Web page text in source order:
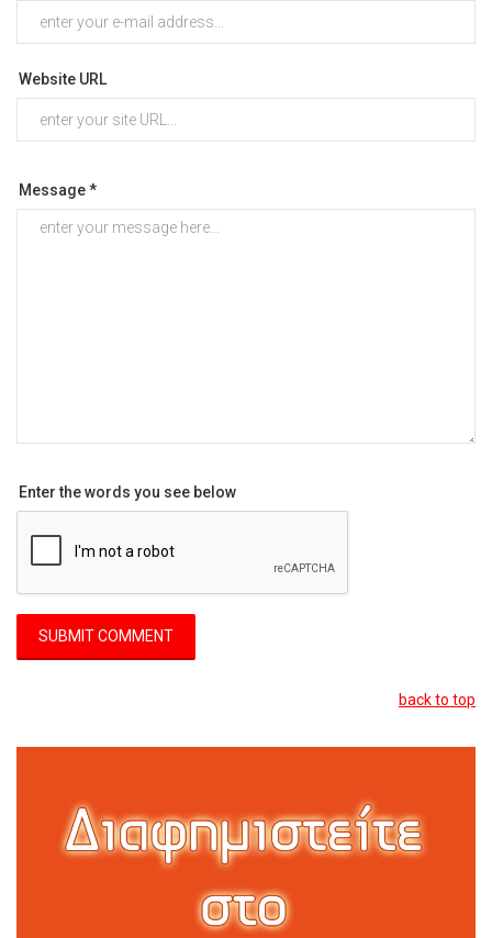
Website URL
Message *
Enter the words you see below
back to top